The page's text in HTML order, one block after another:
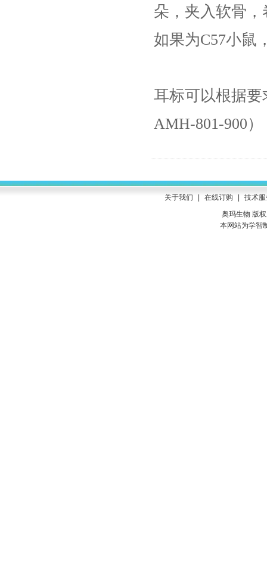
朵，夹入软骨
如果为C57小鼠
耳标可以根据
AMH-801-900）
关于我们 在线订购
技术
奥玛生物 版
本网站为学智